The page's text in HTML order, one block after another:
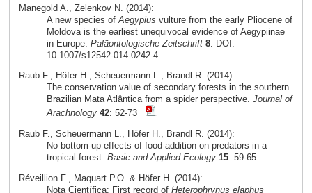
Manegold A., Zelenkov N. (2014):
A new species of Aegypius vulture from the early Pliocene of
Moldova is the earliest unequivocal evidence of Aegypiinae
in Europe. Paläontologische Zeitschrift 8: DOI:
10.1007/s12542-014-0242-4
Raub F., Höfer H., Scheuermann L., Brandl R. (2014):
The conservation value of secondary forests in the southern
Brazilian Mata Atlântica from a spider perspective. Journal of
Arachnology 42: 52-73
Raub F., Scheuermann L., Höfer H., Brandl R. (2014):
No bottom-up effects of food addition on predators in a
tropical forest. Basic and Applied Ecology 15: 59-65
Réveillion F., Maquart P.O. & Höfer H. (2014):
Nota Científica: First record of Heterophrynus elaphus